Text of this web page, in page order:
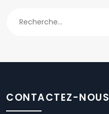
CONTACTEZ-NOUS